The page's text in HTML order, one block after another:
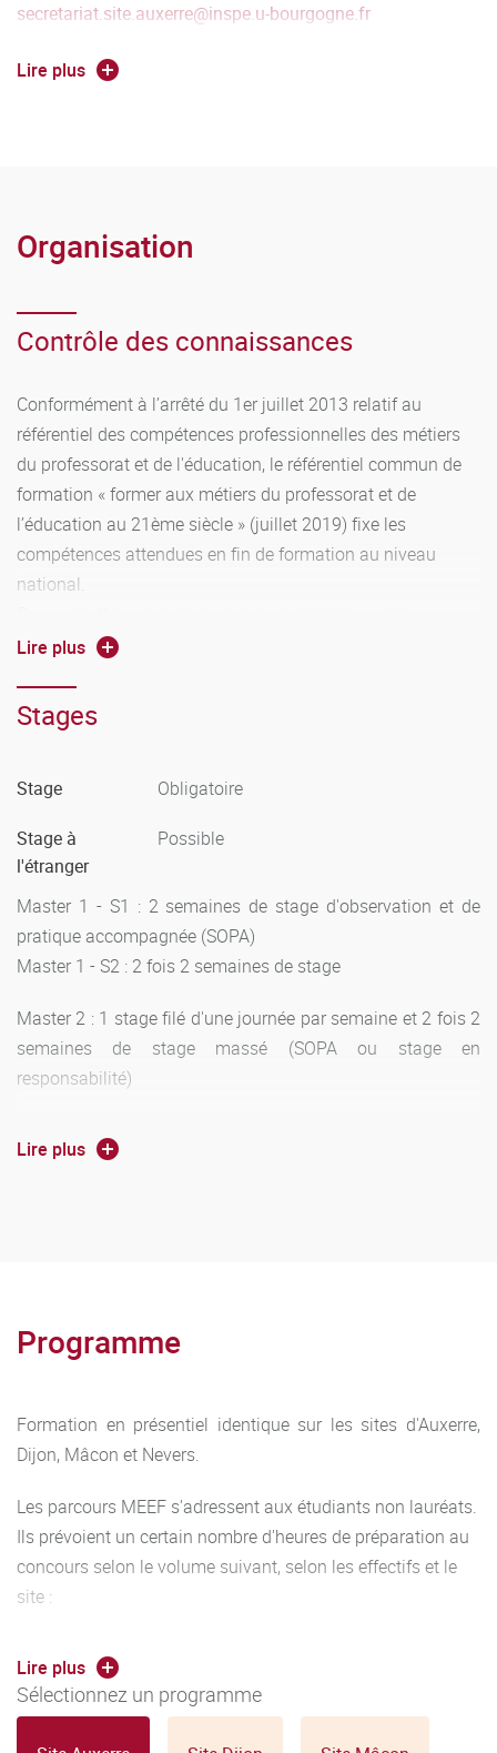
secretariat.site.auxerre@inspe.u-bourgogne.fr
DIJON : Séverine DELEPIERRE - 03 80 67 09 50
NEVERS : Anne-Lise CHARPENTIER - 03 86 59 74 84
secretariat.site.nevers @
Lire plus
Organisation
Contrôle des connaissances
Conformément à l’arrêté du 1er juillet 2013 relatif au
référentiel des compétences professionnelles des métiers
du professorat et de l'éducation, le référentiel commun de
formation « former aux métiers du professorat et de
l’éducation au 21ème siècle » (juillet 2019) fixe les
compétences attendues en fin de formation au niveau
national.
intégral (CCI). Cette modalité d’évaluation consiste à
acquises par les étudiants tout au long de la période
d’apprentissage par des évaluations multiples, diversifiées
Elle a également pour objectif de redonner une dimension
aux étudiants des résultats obtenus.
Les évaluations en CCI sont constituées par des tâches
complexes (TC) auxquelles peuvent être adjointes des
tâches simples (TS).
Lire plus
Stages
Stage Obligatoire
Stage à
l'étranger
Possible
Master 1 - S1 : 2 semaines de stage d'observation et de
pratique accompagnée (SOPA)
Master 1 - S2 : 2 fois 2 semaines de stage
Master 2 : 1 stage filé d'une journée par semaine et 2 fois 2
semaines de stage massé (SOPA ou stage en
responsabilité)
Lire plus
Programme
Formation en présentiel identique sur les sites d'Auxerre,
Dijon, Mâcon et Nevers.
Les parcours MEEF s'adressent aux étudiants non lauréats.
Ils prévoient un certain nombre d'heures de préparation au
concours selon le volume suivant, selon les effectifs et le
site :
admissible
Entre 10 et 20 étudiants : 60h TD plus 2h TP par
admissible
Lire plus
Sélectionnez un programme